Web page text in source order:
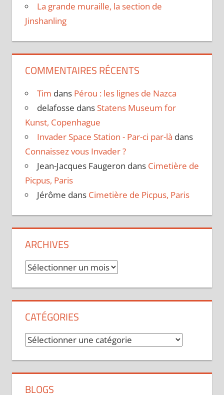
La grande muraille, la section de
Jinshanling
COMMENTAIRES RÉCENTS
Tim dans Pérou : les lignes de Nazca
delafosse dans Statens Museum for
Kunst, Copenhague
Invader Space Station - Par-ci par-là dans
Connaissez vous Invader ?
Jean-Jacques Faugeron dans Cimetière de
Picpus, Paris
Jérôme dans Cimetière de Picpus, Paris
ARCHIVES
Archives
CATÉGORIES
Catégories
BLOGS